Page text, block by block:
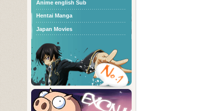
Anime english Sub
Hentai Manga
Japan Movies